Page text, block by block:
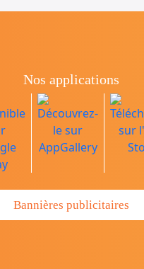
Nos applications
Bannières publicitaires